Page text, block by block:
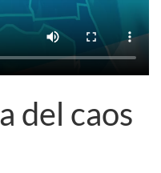
del caos